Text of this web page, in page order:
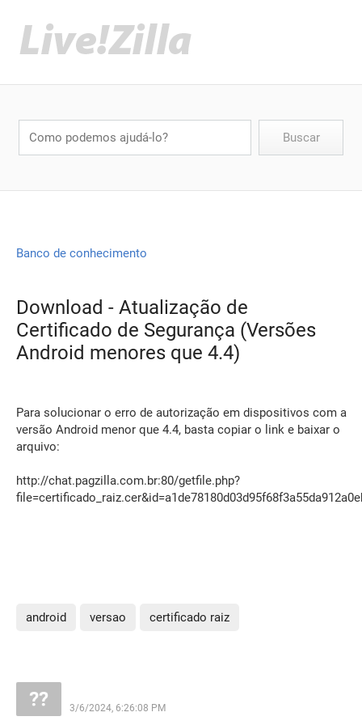
Banco de conhecimento
Download - Atualização de
Certificado de Segurança (Versões
Android menores que 4.4)
Para solucionar o erro de autorização em dispositivos com a
versão Android menor que 4.4, basta copiar o link e baixar o
arquivo:
http://chat.pagzilla.com.br:80/getfile.php?
android versao certificado raiz
3/6/2024, 6:26:08 PM